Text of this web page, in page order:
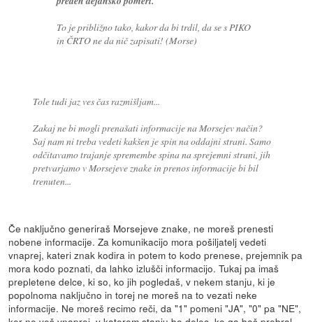
To je približno tako, kakor da bi trdil, da se s PIKO
in ČRTO ne da nič zapisati! (Morse)
Tole tudi jaz ves čas razmišljam...
Zakaj ne bi mogli prenašati informacije na Morsejev način?
Saj nam ni treba vedeti kakšen je spin na oddajni strani. Samo
odčitavamo trajanje spremembe spina na sprejemni strani, jih
pretvarjamo v Morsejeve znake in prenos informacije bi bil
trenuten...
Če naključno generiraš Morsejeve znake, ne moreš prenesti
nobene informacije. Za komunikacijo mora pošiljatelj vedeti
vnaprej, kateri znak kodira in potem to kodo prenese, prejemnik pa
mora kodo poznati, da lahko izlušči informacijo. Tukaj pa imaš
prepletene delce, ki so, ko jih pogledaš, v nekem stanju, ki je
popolnoma naključno in torej ne moreš na to vezati neke
informacije. Ne moreš recimo reči, da "1" pomeni "JA", "0" pa "NE",